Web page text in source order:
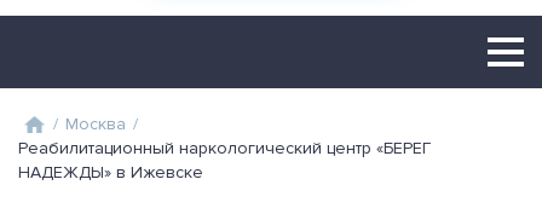
/ Москва /
Реабилитационный наркологический центр «БЕРЕГ
НАДЕЖДЫ» в Ижевске